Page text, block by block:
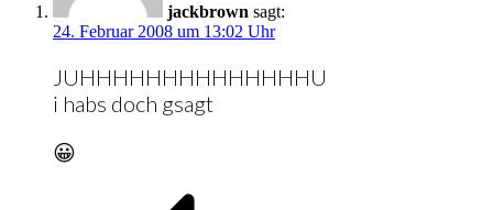
jackbrown sagt:
24. Februar 2008 um 13:02 Uhr
JUHHHHHHHHHHHHHHU
i habs doch gsagt
😀